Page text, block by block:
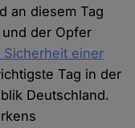
an diesem Tag
der Opfer
Sicherheit einer
Tag in der
Deutschland.